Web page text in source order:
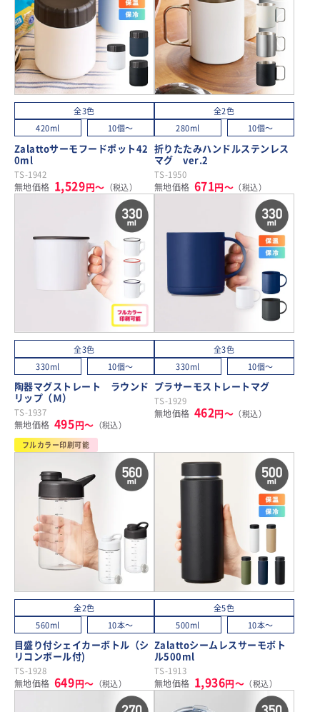
全3色
420ml
10個～
Zalattoサーモフードポット42
0ml
TS-1942
無地価格 1,529円～ （税込）
全2色
280ml
10個～
折りたたみハンドルステンレス
マグ ver.2
TS-1950
無地価格 671円～ （税込）
全3色
330ml
10個～
陶器マグストレート ラウンド
リップ（Ｍ）
TS-1937
無地価格 495円～ （税込）
フルカラー印刷可能
全3色
330ml
10個～
プラサーモストレートマグ
TS-1929
無地価格 462円～ （税込）
全2色
560ml
10本～
目盛り付シェイカーボトル（シ
リコンボール付)
TS-1928
無地価格 649円～ （税込）
全5色
500ml
10本～
Zalattoシームレスサーモボト
ル500ml
TS-1913
無地価格 1,936円～ （税込）